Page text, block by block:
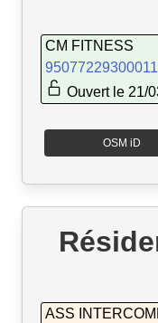
CM FITNESS
95077229300011
Ouvert le 21/
OSM iD
ASS